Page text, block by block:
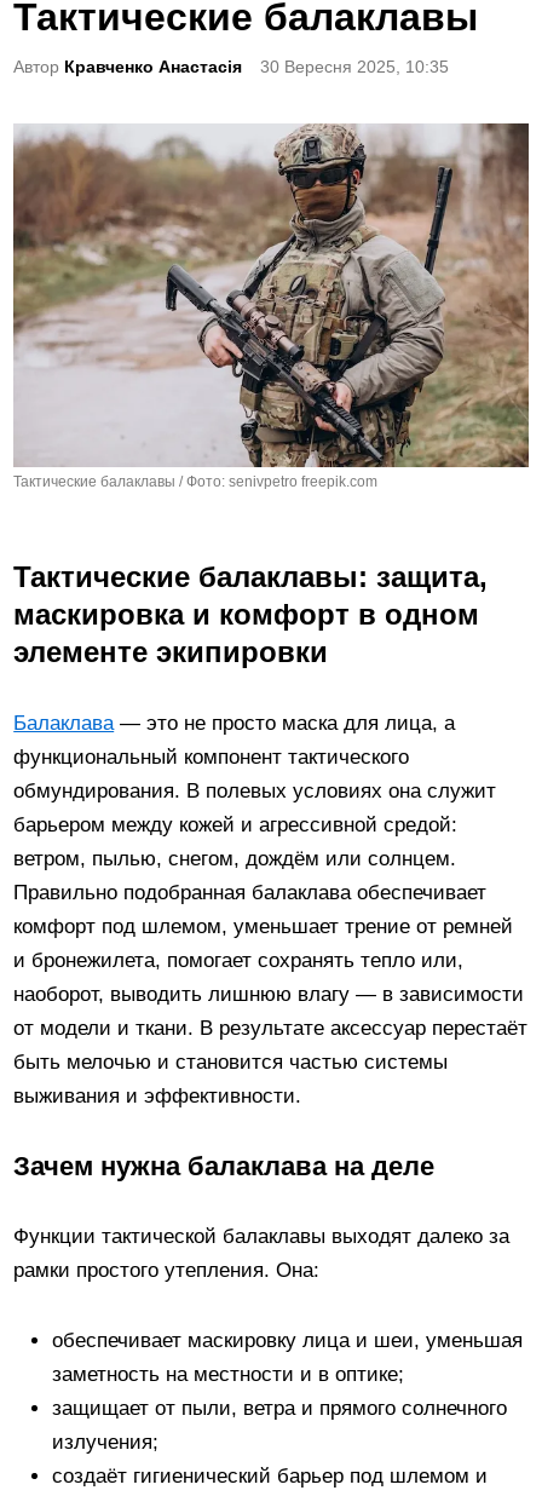
s
t
d
i
Тактические балаклавы
Автор Кравченко Анастасія 30 Вересня 2025, 10:35
Тактические балаклавы / Фото: senivpetro freepik.com
Тактические балаклавы: защита,
маскировка и комфорт в одном
элементе экипировки
Балаклава — это не просто маска для лица, а
функциональный компонент тактического
обмундирования. В полевых условиях она служит
барьером между кожей и агрессивной средой:
ветром, пылью, снегом, дождём или солнцем.
Правильно подобранная балаклава обеспечивает
комфорт под шлемом, уменьшает трение от ремней
и бронежилета, помогает сохранять тепло или,
наоборот, выводить лишнюю влагу — в зависимости
от модели и ткани. В результате аксессуар перестаёт
быть мелочью и становится частью системы
выживания и эффективности.
Зачем нужна балаклава на деле
Функции тактической балаклавы выходят далеко за
рамки простого утепления. Она:
обеспечивает маскировку лица и шеи, уменьшая
заметность на местности и в оптике;
защищает от пыли, ветра и прямого солнечного
излучения;
создаёт гигиенический барьер под шлемом и